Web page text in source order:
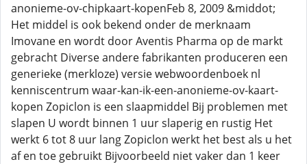
anonieme-ov-chipkaart-kopenFeb 8, 2009 &middot;
Het middel is ook bekend onder de merknaam
Imovane en wordt door Aventis Pharma op de markt
gebracht Diverse andere fabrikanten produceren een
generieke (merkloze) versie webwoordenboek nl
kenniscentrum waar-kan-ik-een-anonieme-ov-kaart-
kopen Zopiclon is een slaapmiddel Bij problemen met
slapen U wordt binnen 1 uur slaperig en rustig Het
werkt 6 tot 8 uur lang Zopiclon werkt het best als u het
af en toe gebruikt Bijvoorbeeld niet vaker dan 1 keer